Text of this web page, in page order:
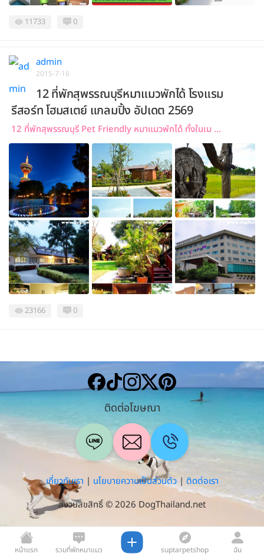
11733 0
admin
2015-7-16
12 ที่พักสุพรรณบุรีหมาแมวพักได้ โรงแรม
รีสอร์ท โฮมสเตย์ แกลมปิ้ง อัปเดต 2569
12 ที่พักสุพรรณบุรี Pet Friendly หมาแมวพักได้ ทั้งในเม ...
23166 0
หน้าแรก รวมที่พักหมาแมว suptarpetshop ฉัน
ติดต่อโฆษณา
เกี่ยวกับเรา | นโยบายความเป็นส่วนตัว| ติดต่อเรา
สงวนลิขสิทธิ์ © 2026 DogThailand.net